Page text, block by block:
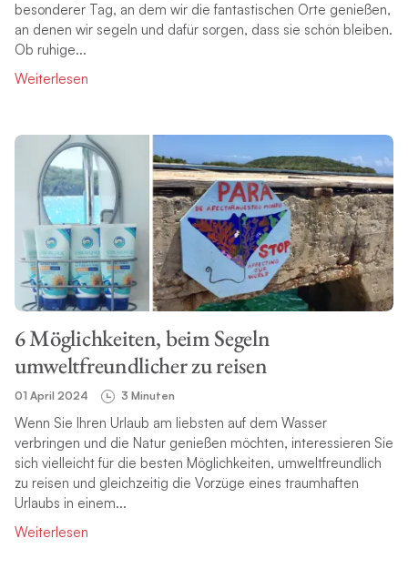
besonderer Tag, an dem wir die fantastischen Orte genießen,
an denen wir segeln und dafür sorgen, dass sie schön bleiben.
Ob ruhige...
Weiterlesen
6 Möglichkeiten, beim Segeln
umweltfreundlicher zu reisen
01 April 2024 3 Minuten
Wenn Sie Ihren Urlaub am liebsten auf dem Wasser
verbringen und die Natur genießen möchten, interessieren Sie
sich vielleicht für die besten Möglichkeiten, umweltfreundlich
zu reisen und gleichzeitig die Vorzüge eines traumhaften
Urlaubs in einem...
Weiterlesen